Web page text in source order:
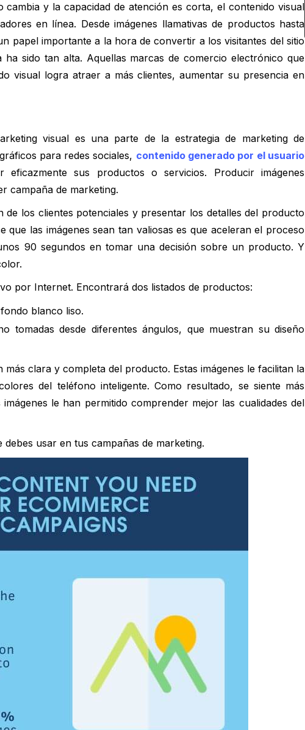
y la capacidad de atención es corta, el contenido visual
en línea. Desde imágenes llamativas de productos hasta
papel importante a la hora de convertir a los visitantes del sitio
sido tan alta. Aquellas marcas de comercio electrónico que
visual logra atraer a más clientes, aumentar su presencia en
visual es una parte de la estrategia de marketing de
para redes sociales, contenido generado por el usuario
sus productos o servicios. Producir imágenes
campaña de marketing.
de los clientes potenciales y presentar los detalles del producto
las imágenes sean tan valiosas es que aceleran el proceso
90 segundos en tomar una decisión sobre un producto. Y
por Internet. Encontrará dos listados de productos:
blanco liso.
tomadas desde diferentes ángulos, que muestran su diseño
clara y completa del producto. Estas imágenes le facilitan la
del teléfono inteligente. Como resultado, se siente más
le han permitido comprender mejor las cualidades del
usar en tus campañas de marketing.